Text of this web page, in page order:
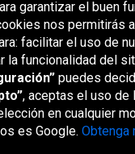
Éire France
garantizar el buen
nos permitirás
facilitar el uso de
la funcionalidad del
puedes
, aceptas el uso de
en cualquier
es Google. Obtenga